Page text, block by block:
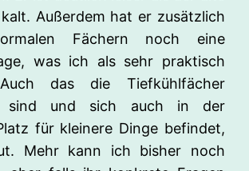
Außerdem hat er zusätzlich
Fächern noch eine
was ich als sehr praktisch
das die Tiefkühlfächer
sind und sich auch in der
für kleinere Dinge befindet,
Mehr kann ich bisher noch